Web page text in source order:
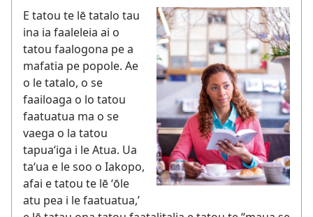
E tatou te lē tatalo tau
ina ia faaleleia ai o
tatou faalogona pe a
mafatia pe popole. Ae
o le tatalo, o se
faailoaga o lo tatou
faatuatua ma o se
vaega o la tatou
tapuaʻiga i le Atua. Ua
taʻua e le soo o Iakopo,
afai e tatou te lē ʻōle
atu pea i le faatuatua,’